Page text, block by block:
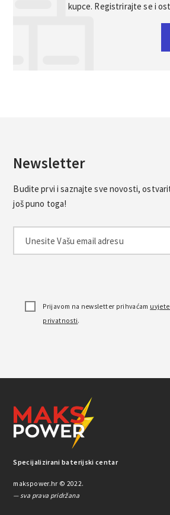
kupce. Registrirajte se i
Newsletter
Budite prvi i saznajte sve novosti,
još puno toga!
Prijavom na newsletter prihvaćam
privatnosti.
Specijalizirani baterijski centar
makspower.hr © 2022.
— sva prava pridržana